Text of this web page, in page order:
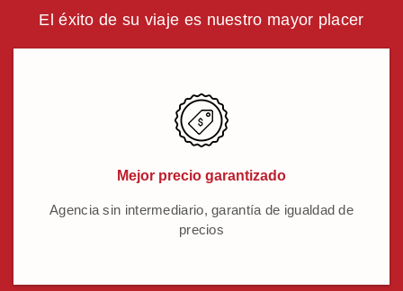
El éxito de su viaje es nuestro mayor placer
Mejor precio garantizado
Agencia sin intermediario, garantía de igualdad de
precios